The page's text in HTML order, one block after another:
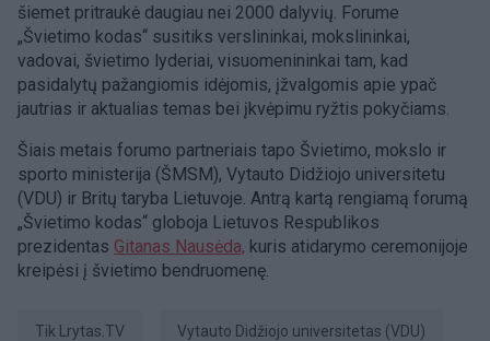
šiemet pritraukė daugiau nei 2000 dalyvių. Forume
„Švietimo kodas“ susitiks verslininkai, mokslininkai,
vadovai, švietimo lyderiai, visuomenininkai tam, kad
pasidalytų pažangiomis idėjomis, įžvalgomis apie ypač
jautrias ir aktualias temas bei įkvėpimu ryžtis pokyčiams.
Šiais metais forumo partneriais tapo Švietimo, mokslo ir
sporto ministerija (ŠMSM), Vytauto Didžiojo universitetu
(VDU) ir Britų taryba Lietuvoje. Antrą kartą rengiamą forumą
„Švietimo kodas“ globoja Lietuvos Respublikos
prezidentas Gitanas Nausėda, kuris atidarymo ceremonijoje
kreipėsi į švietimo bendruomenę.
tik Lrytas.TV Vytauto Didžiojo universitetas (VDU)